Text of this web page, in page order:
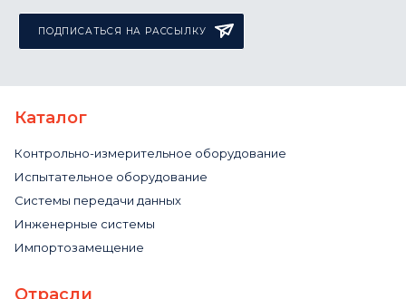
ПОДПИСАТЬСЯ НА РАССЫЛКУ
Каталог
Контрольно-измерительное оборудование
Испытательное оборудование
Системы передачи данных
Инженерные системы
Импортозамещение
Отрасли